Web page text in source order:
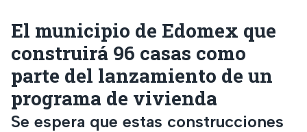
El municipio de Edomex que
construirá 96 casas como
parte del lanzamiento de un
programa de vivienda
Se espera que estas construcciones